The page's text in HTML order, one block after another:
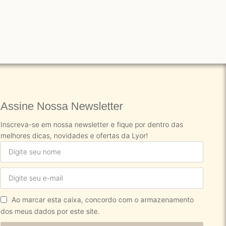
Assine Nossa Newsletter​
Inscreva-se em nossa newsletter e fique por dentro das
melhores dicas, novidades e ofertas da Lyor!
Ao marcar esta caixa, concordo com o armazenamento
dos meus dados por este site.